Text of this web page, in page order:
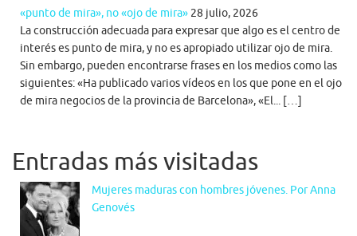
«punto de mira», no «ojo de mira» 28 julio, 2026
La construcción adecuada para expresar que algo es el centro de
interés es punto de mira, y no es apropiado utilizar ojo de mira.
Sin embargo, pueden encontrarse frases en los medios como las
siguientes: «Ha publicado varios vídeos en los que pone en el ojo
de mira negocios de la provincia de Barcelona», «El... […]
Entradas más visitadas
Mujeres maduras con hombres jóvenes. Por Anna
Genovés